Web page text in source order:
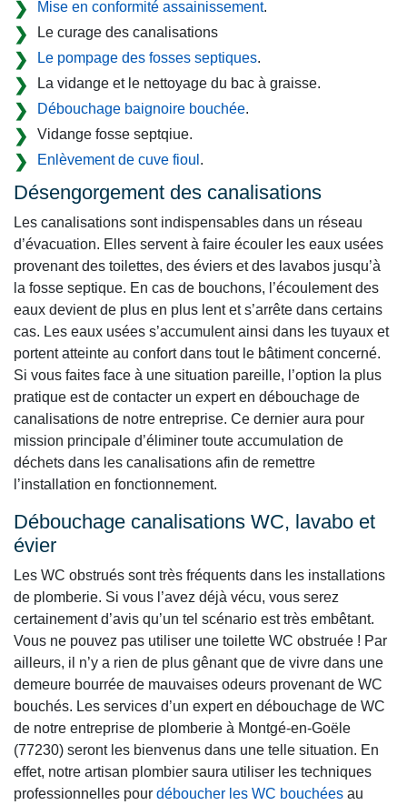
Mise en conformité assainissement.
Le curage des canalisations
Le pompage des fosses septiques.
La vidange et le nettoyage du bac à graisse.
Débouchage baignoire bouchée.
Vidange fosse septqiue.
Enlèvement de cuve fioul .
Désengorgement des canalisations
Les canalisations sont indispensables dans un réseau
d’évacuation. Elles servent à faire écouler les eaux usées
provenant des toilettes, des éviers et des lavabos jusqu’à
la fosse septique. En cas de bouchons, l’écoulement des
eaux devient de plus en plus lent et s’arrête dans certains
cas. Les eaux usées s’accumulent ainsi dans les tuyaux et
portent atteinte au confort dans tout le bâtiment concerné.
Si vous faites face à une situation pareille, l’option la plus
pratique est de contacter un expert en débouchage de
canalisations de notre entreprise. Ce dernier aura pour
mission principale d’éliminer toute accumulation de
déchets dans les canalisations afin de remettre
l’installation en fonctionnement.
Débouchage canalisations WC, lavabo et
évier
Les WC obstrués sont très fréquents dans les installations
de plomberie. Si vous l’avez déjà vécu, vous serez
certainement d’avis qu’un tel scénario est très embêtant.
Vous ne pouvez pas utiliser une toilette WC obstruée ! Par
ailleurs, il n’y a rien de plus gênant que de vivre dans une
demeure bourrée de mauvaises odeurs provenant de WC
bouchés. Les services d’un expert en débouchage de WC
de notre entreprise de plomberie à Montgé-en-Goële
(77230) seront les bienvenus dans une telle situation. En
effet, notre artisan plombier saura utiliser les techniques
professionnelles pour déboucher les WC bouchées au